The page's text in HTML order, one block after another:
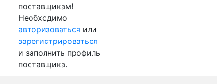
поставщикам!
Необходимо
авторизоваться или
зарегистрироваться
и заполнить профиль
поставщика.